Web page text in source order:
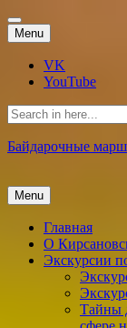
Menu
to
content
VK
YouTube
Search
for:
Байдарочные
Menu
to
content
Главная
О
Экскурсии
Тайны